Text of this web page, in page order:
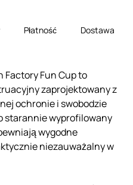
Płatność Dostawa
Factory Fun Cup to
zaprojektowany z
ochronie i swobodzie
starannie wyprofilowany
wygodne
niezauważalny w